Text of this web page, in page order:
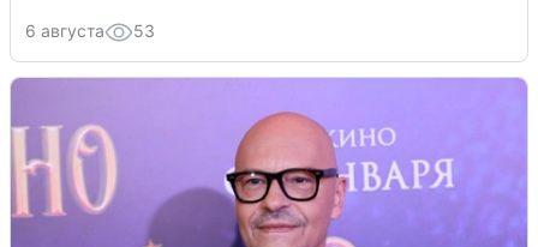
6 августа 53